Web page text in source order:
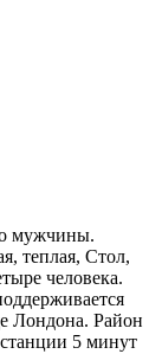
мужчины.
теплая, Стол,
человека.
Лондона. Район
5 минут